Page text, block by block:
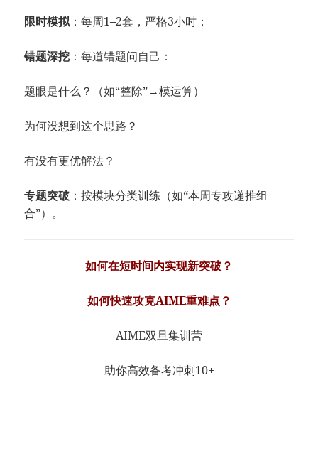
限时模拟：每周1–2套，严格3小时；
错题深挖 ：每道错题问自己：
题眼是什么？（如“整除”→模运算）
为何没想到这个思路？
有没有更优解法？
专题突破 ：按模块分类训练（如“本周专攻递推组
合”）。
如何在短时间内实现新突破？
如何快速攻克AIME重难点？
AIME双旦集训营
助你高效备考冲刺10+